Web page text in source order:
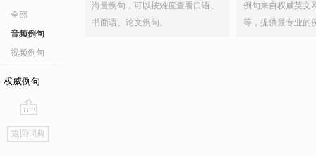
全部
音频例句
视频例句
权威例句
go
top
返回词典
海量例句，可以按难度查看口语、
书面语、论文例句。
例句来自权威英文
等，提供最专业的